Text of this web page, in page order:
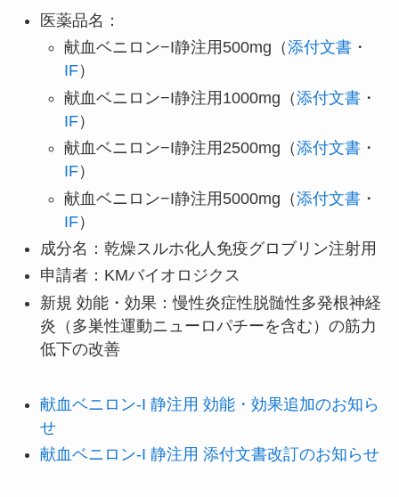
医薬品名：
献血ベニロン−I静注用500mg（添付文書・
IF）
献血ベニロン−I静注用1000mg（添付文書・
IF）
献血ベニロン−I静注用2500mg（添付文書・
IF）
献血ベニロン−I静注用5000mg（添付文書・
IF）
成分名：乾燥スルホ化人免疫グロブリン注射用
申請者：KMバイオロジクス
新規 効能・効果：慢性炎症性脱髄性多発根神経
炎（多巣性運動ニューロパチーを含む）の筋力
低下の改善
献血ベニロン-I 静注用 効能・効果追加のお知ら
せ
献血ベニロン-I 静注用 添付文書改訂のお知らせ